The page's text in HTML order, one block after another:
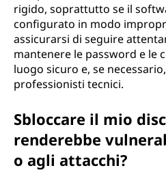
rigido, soprattutto se il
configurato in modo
assicurarsi di seguire
mantenere le password e le
luogo sicuro e, se
professionisti tecnici.
Sbloccare il mio
renderebbe
o agli attacchi?